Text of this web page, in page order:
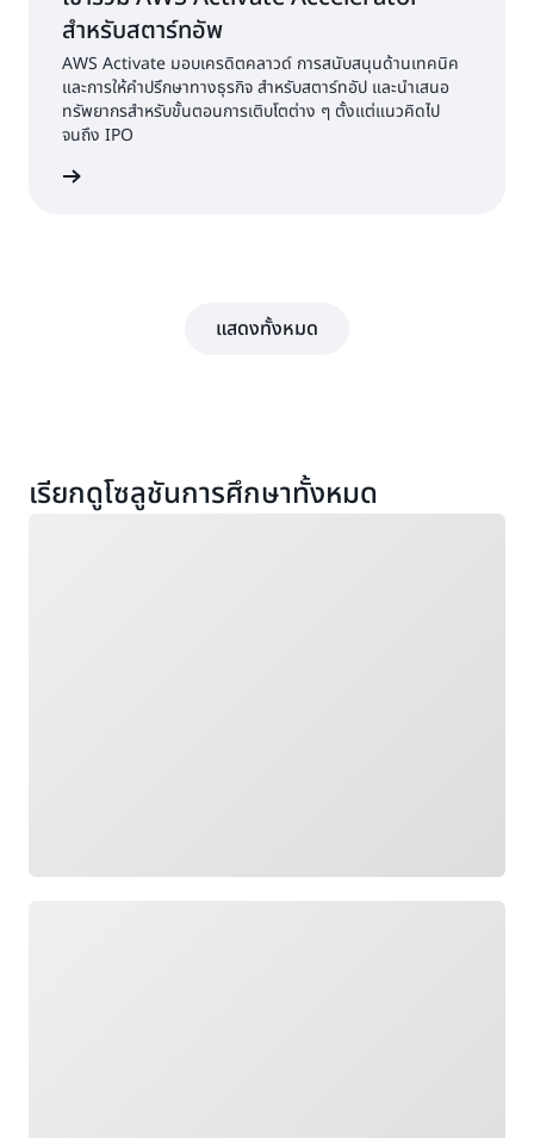
สำหรับสตาร์ทอัพ
AWS Activate มอบเครดิตคลาวด์ การสนับสนุนด้านเทคนิค
และการให้คำปรึกษาทางธุรกิจ สำหรับสตาร์ทอัป และนำเสนอ
ทรัพยากรสำหรับขั้นตอนการเติบโตต่าง ๆ ตั้งแต่แนวคิดไป
จนถึง IPO
แสดงทั้งหมด
เรียกดูโซลูชันการศึกษาทั้งหมด